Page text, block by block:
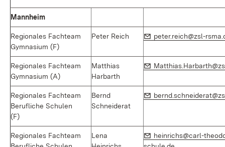
Mannheim
Regionales Fachteam
Gymnasium (F)
Peter Reich E-Mail:
peter.reich@zsl-
Regionales Fachteam
Gymnasium (A)
Matthias
Harbarth
E-Mail:
Regionales Fachteam
Berufliche Schulen
(F)
Bernd
Schneiderat
E-Mail:
Regionales Fachteam
Lena
E-Mail:
heinrichs@carl-